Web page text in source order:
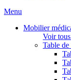
Menu
Mobilier
Voir
Table de